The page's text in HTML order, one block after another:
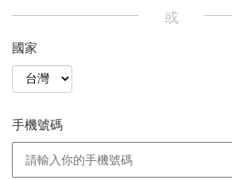
或
國家
手機號碼